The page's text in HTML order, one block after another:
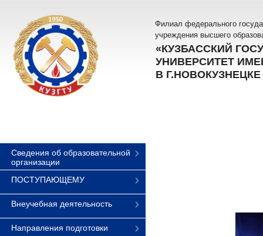
Филиал федерального
учреждения высшего
«КУЗБАССКИЙ
УНИВЕРСИТЕТ
В Г.НОВОКУЗНЕЦКЕ
Сведения об образовательной
организации
ПОСТУПАЮЩЕМУ
Внеучебная деятельность
Направления подготовки